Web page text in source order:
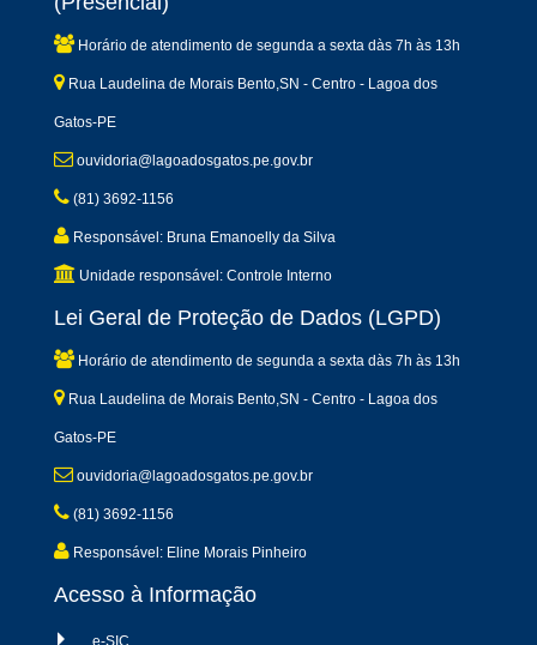
Horário de atendimento de segunda a sexta dàs 7h às 13h
Rua Laudelina de Morais Bento,SN - Centro - Lagoa dos
Gatos-PE
ouvidoria@lagoadosgatos.pe.gov.br
(81) 3692-1156
Responsável: Bruna Emanoelly da Silva
Unidade responsável: Controle Interno
Lei Geral de Proteção de Dados (LGPD)
Horário de atendimento de segunda a sexta dàs 7h às 13h
Rua Laudelina de Morais Bento,SN - Centro - Lagoa dos
Gatos-PE
ouvidoria@lagoadosgatos.pe.gov.br
(81) 3692-1156
Responsável: Eline Morais Pinheiro
Acesso à Informação
e-SIC